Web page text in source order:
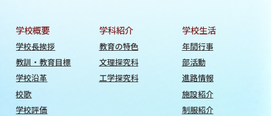
学校概要
学校長挨拶
教訓・教育目標
学校沿革
校歌
学校評価
学科紹介
教育の特色
文理探究科
工学探究科
学校生活
年間行事
部活動
進路情報
施設紹介
制服紹介